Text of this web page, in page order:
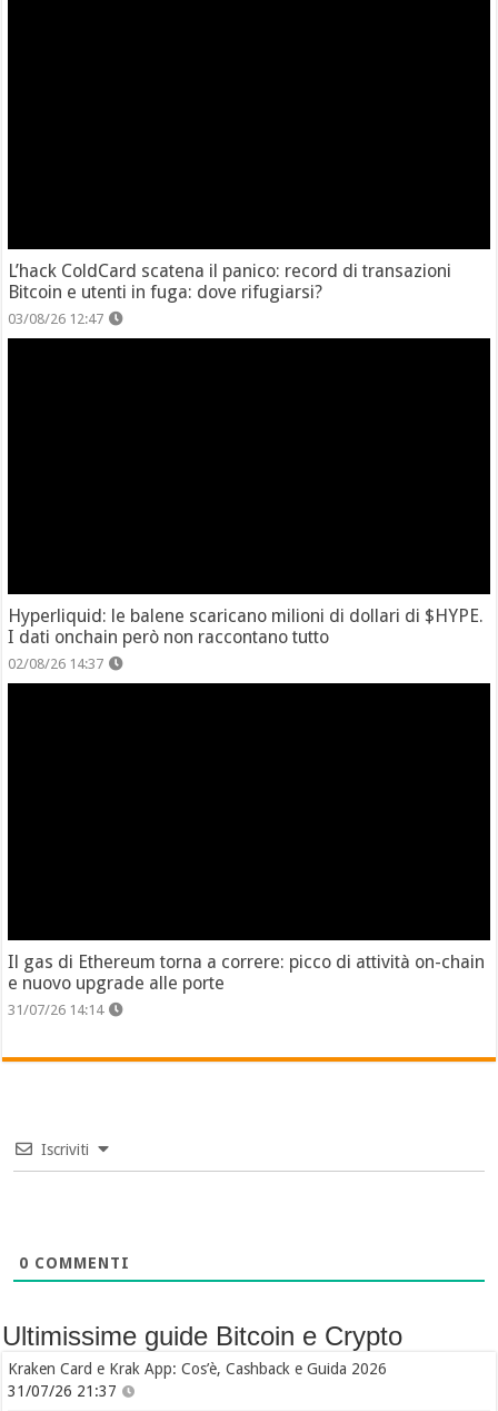
L’hack ColdCard scatena il panico: record di transazioni
Bitcoin e utenti in fuga: dove rifugiarsi?
03/08/26 12:47
Hyperliquid: le balene scaricano milioni di dollari di $HYPE.
I dati onchain però non raccontano tutto
02/08/26 14:37
Il gas di Ethereum torna a correre: picco di attività on-chain
e nuovo upgrade alle porte
31/07/26 14:14
Iscriviti
0 COMMENTI
Ultimissime guide Bitcoin e Crypto
Kraken Card e Krak App: Cos’è, Cashback e Guida 2026
31/07/26 21:37